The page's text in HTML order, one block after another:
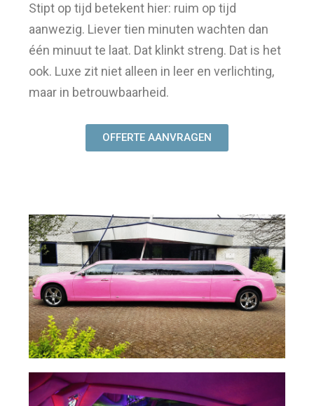
Stipt op tijd betekent hier: ruim op tijd
aanwezig. Liever tien minuten wachten dan
één minuut te laat. Dat klinkt streng. Dat is het
ook. Luxe zit niet alleen in leer en verlichting,
maar in betrouwbaarheid.
OFFERTE AANVRAGEN